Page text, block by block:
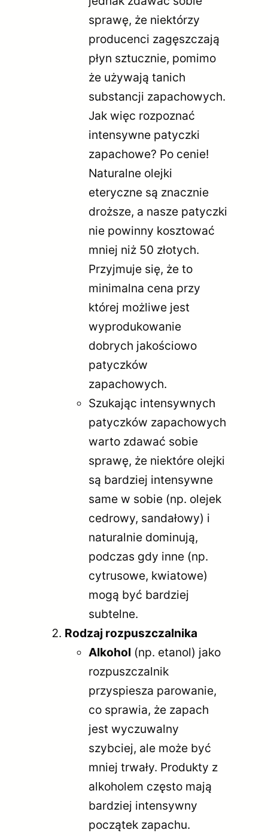
sprawę, że niektórzy
producenci zagęszczają
płyn sztucznie, pomimo
że używają tanich
substancji zapachowych.
Jak więc rozpoznać
intensywne patyczki
zapachowe? Po cenie!
Naturalne olejki
eteryczne są znacznie
droższe, a nasze patyczki
nie powinny kosztować
mniej niż 50 złotych.
Przyjmuje się, że to
minimalna cena przy
której możliwe jest
wyprodukowanie
dobrych jakościowo
patyczków
zapachowych.
Szukając intensywnych
patyczków zapachowych
warto zdawać sobie
sprawę, że niektóre olejki
są bardziej intensywne
same w sobie (np. olejek
cedrowy, sandałowy) i
naturalnie dominują,
podczas gdy inne (np.
cytrusowe, kwiatowe)
mogą być bardziej
subtelne.
Rodzaj rozpuszczalnika
Alkohol (np. etanol) jako
rozpuszczalnik
przyspiesza parowanie,
co sprawia, że zapach
jest wyczuwalny
szybciej, ale może być
mniej trwały. Produkty z
alkoholem często mają
bardziej intensywny
początek zapachu.